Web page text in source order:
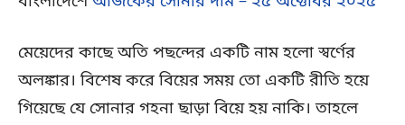
মেয়েদের কাছে অতি পছন্দের একটি নাম হলো স্বর্ণের
অলঙ্কার। বিশেষ করে বিয়ের সময় তো একটি রীতি হয়ে
গিয়েছে যে সোনার গহনা ছাড়া বিয়ে হয় নাকি। তাহলে